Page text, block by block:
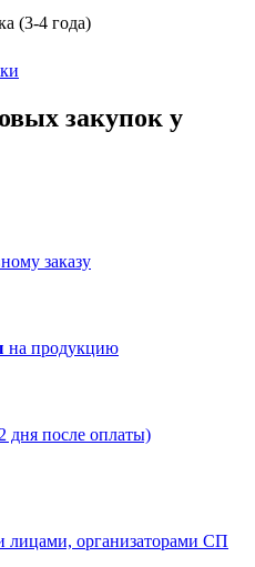
(3-4 года)
закупок у
заказу
на продукцию
дня после оплаты)
лицами, организаторами СП